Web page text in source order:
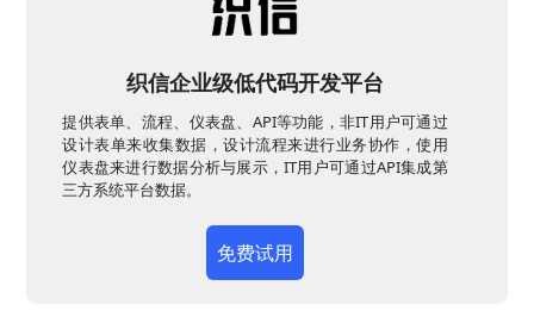
织信企业级低代码开发平台
提供表单、流程、仪表盘、API等功能，非IT用户可通过
设计表单来收集数据，设计流程来进行业务协作，使用
仪表盘来进行数据分析与展示，IT用户可通过API集成第
三方系统平台数据。
免费试用